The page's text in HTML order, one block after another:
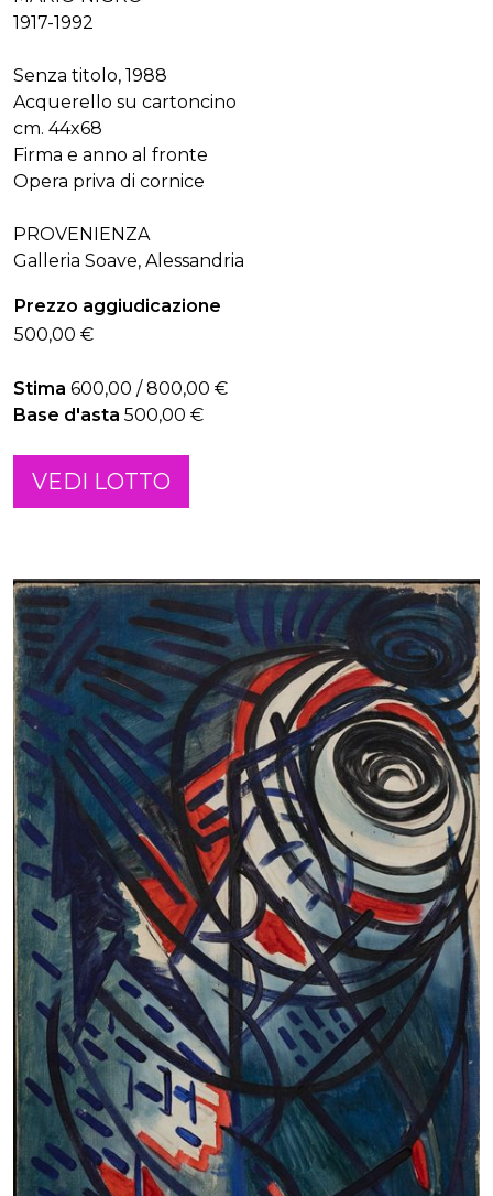
1917-1992
Senza titolo, 1988
Acquerello su cartoncino
cm. 44x68
Firma e anno al fronte
Opera priva di cornice
PROVENIENZA
Galleria Soave, Alessandria
Prezzo aggiudicazione
500,00 €
Stima 600,00 / 800,00 €
Base d'asta 500,00 €
VEDI LOTTO